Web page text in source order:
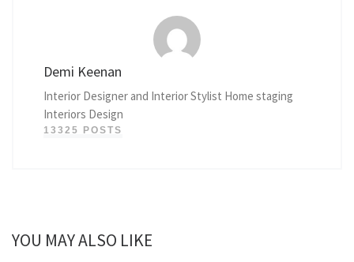
Demi Keenan
Interior Designer and Interior Stylist Home staging
Interiors Design
13325 POSTS
YOU MAY ALSO LIKE